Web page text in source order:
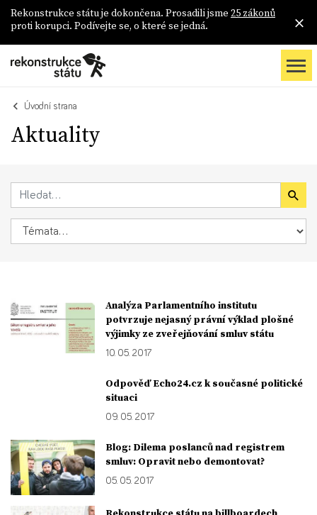
Rekonstrukce státu je dokončena. Prosadili jsme 25 zákonů
proti korupci. Podívejte se, o které se jedná.
Úvodní strana
Aktuality
Analýza Parlamentního institutu
potvrzuje nejasný právní výklad plošné
výjimky ze zveřejňování smluv státu
10. 05. 2017
Odpověď Echo24.cz k současné politické
situaci
09. 05. 2017
Blog: Dilema poslanců nad registrem
smluv: Opravit nebo demontovat?
05. 05. 2017